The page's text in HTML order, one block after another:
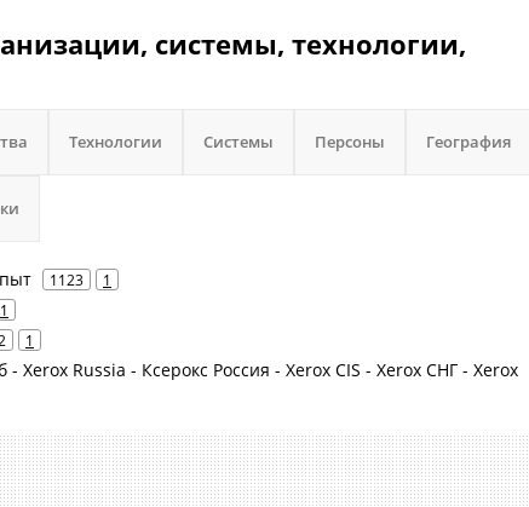
системы, технологии,
Технологии Системы Персоны География
1123 1
1
1
Xerox Russia - Ксерокс Россия - Xerox CIS - Xerox СНГ - Xerox